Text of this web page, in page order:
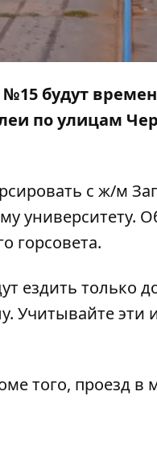
будут
по улицам
с ж/м
университету.
горсовета.
ездить только
Учитывайте эти
того, проезд в